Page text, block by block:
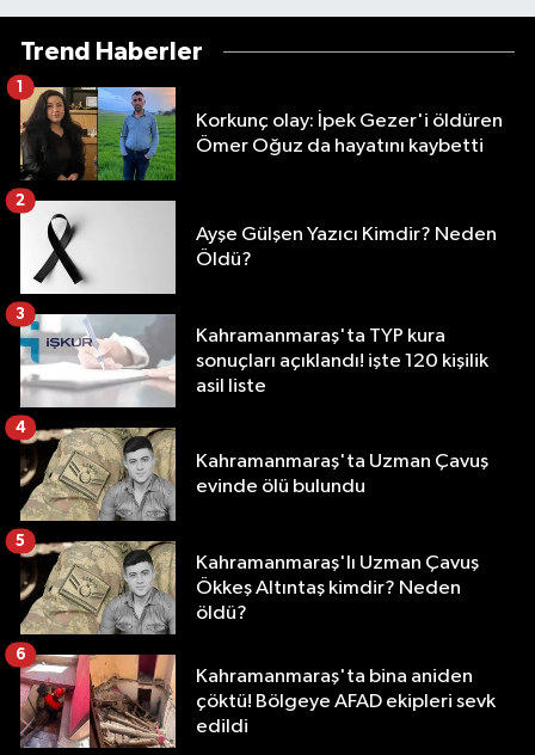
Trend Haberler
Korkunç olay: İpek Gezer'i öldüren
Ömer Oğuz da hayatını kaybetti
1
Ayşe Gülşen Yazıcı Kimdir? Neden
Öldü?
2
Kahramanmaraş'ta TYP kura
sonuçları açıklandı! işte 120 kişilik
asil liste
3
Kahramanmaraş'ta Uzman Çavuş
evinde ölü bulundu
4
Kahramanmaraş'lı Uzman Çavuş
Ökkeş Altıntaş kimdir? Neden
öldü?
5
Kahramanmaraş'ta bina aniden
çöktü! Bölgeye AFAD ekipleri sevk
edildi
6